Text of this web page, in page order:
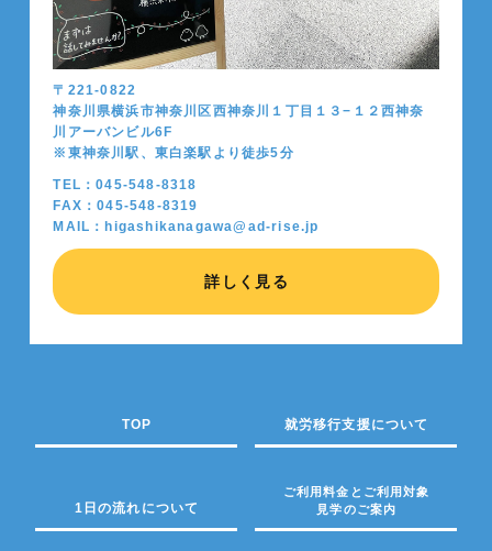
〒221-0822
神奈川県横浜市神奈川区西神奈川１丁目１３−１２西神奈
川アーバンビル6F
※東神奈川駅、東白楽駅より徒歩5分
TEL：045-548-8318
FAX：045-548-8319
MAIL：higashikanagawa@ad-rise.jp
詳しく見る
TOP 就労移行支援について
1日の流れについて
ご利用料金とご利用対象
見学のご案内